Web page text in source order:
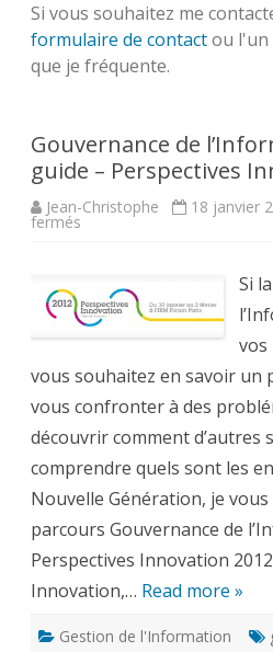
Si vous souhaitez me
formulaire de contactou l'un
que je fréquente.
Gouvernance de
guide – Perspectives
Jean-Christophe 18 janvier
fermés
suivez
le
guide
–
Innovation
2012
Si
vos
vous souhaitez en savoir un
vous confronter à des
découvrir comment d’autres
comprendre quels sont les
Nouvelle Génération, je
parcours Gouvernance de
Perspectives Innovation
Innovation,… Read more »
Gestion de l'Information